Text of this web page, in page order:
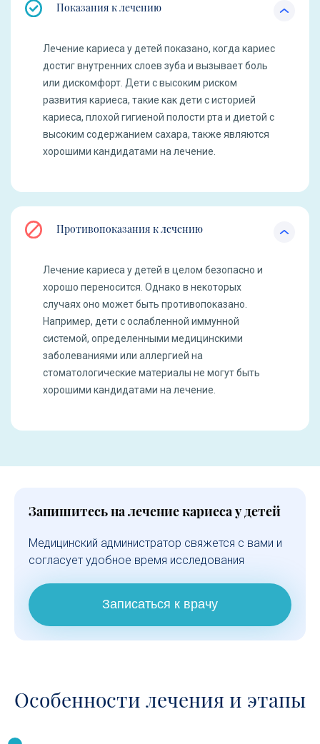
Показания к лечению
Лечение кариеса у детей показано, когда кариес
достиг внутренних слоев зуба и вызывает боль
или дискомфорт. Дети с высоким риском
развития кариеса, такие как дети с историей
кариеса, плохой гигиеной полости рта и диетой с
высоким содержанием сахара, также являются
хорошими кандидатами на лечение.
Противопоказания к лечению
Лечение кариеса у детей в целом безопасно и
хорошо переносится. Однако в некоторых
случаях оно может быть противопоказано.
Например, дети с ослабленной иммунной
системой, определенными медицинскими
заболеваниями или аллергией на
стоматологические материалы не могут быть
хорошими кандидатами на лечение.
Запишитесь на лечение кариеса у детей
Медицинский администратор свяжется с вами и
согласует удобное время исследования
Записаться к врачу
Особенности лечения и этапы